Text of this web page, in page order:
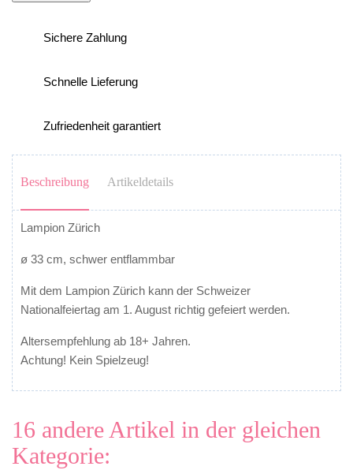
Sichere Zahlung
Schnelle Lieferung
Zufriedenheit garantiert
Beschreibung Artikeldetails
Lampion Zürich
ø 33 cm, schwer entflammbar
Mit dem Lampion Zürich kann der Schweizer
Nationalfeiertag am 1. August richtig gefeiert werden.
Altersempfehlung ab 18+ Jahren.
Achtung! Kein Spielzeug!
16 andere Artikel in der gleichen
Kategorie: